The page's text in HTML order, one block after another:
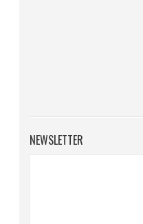
NEWSLETTER